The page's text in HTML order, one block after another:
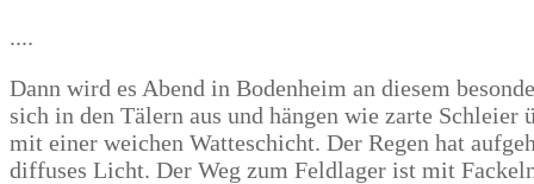
....
Dann wird es Abend in Bodenheim an diesem
sich in den Tälern aus und hängen wie zarte
mit einer weichen Watteschicht. Der Regen hat
diffuses Licht. Der Weg zum Feldlager ist mit